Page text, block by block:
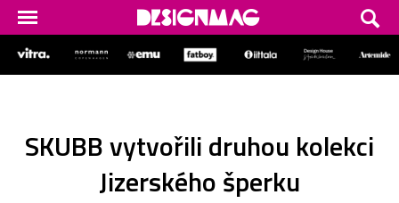
SKUBB vytvořili druhou kolekci
Jizerského šperku